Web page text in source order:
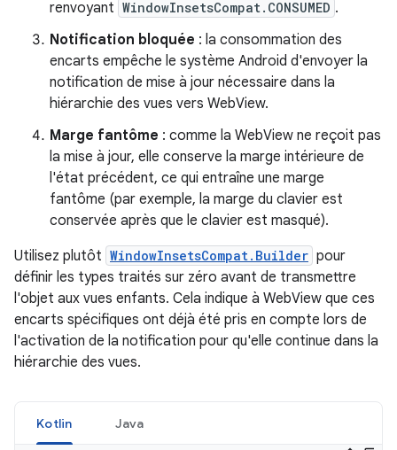
renvoyant WindowInsetsCompat.CONSUMED .
Notification bloquée : la consommation des
encarts empêche le système Android d'envoyer la
notification de mise à jour nécessaire dans la
hiérarchie des vues vers WebView.
Marge fantôme : comme la WebView ne reçoit pas
la mise à jour, elle conserve la marge intérieure de
l'état précédent, ce qui entraîne une marge
fantôme (par exemple, la marge du clavier est
conservée après que le clavier est masqué).
Utilisez plutôt WindowInsetsCompat.Builder pour
définir les types traités sur zéro avant de transmettre
l'objet aux vues enfants. Cela indique à WebView que ces
encarts spécifiques ont déjà été pris en compte lors de
l'activation de la notification pour qu'elle continue dans la
hiérarchie des vues.
Kotlin Java